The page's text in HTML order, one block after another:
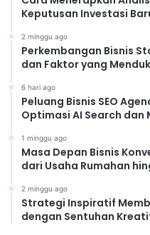
Keputusan Investasi
2 minggu ago
Perkembangan Bisnis
dan Faktor yang
6 hari ago
Peluang Bisnis SEO
Optimasi AI Search dan
1 minggu ago
Masa Depan Bisnis
dari Usaha Rumahan
2 minggu ago
Strategi Inspiratif
dengan Sentuhan